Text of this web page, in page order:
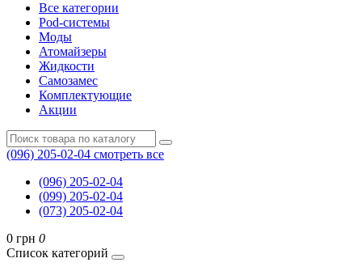
Все категории
Pod-системы
Моды
Атомайзеры
Жидкости
Самозамес
Комплектующие
Акции
(096) 205-02-04 смотреть все
(096) 205-02-04
(099) 205-02-04
(073) 205-02-04
0 грн 0
Список категорий